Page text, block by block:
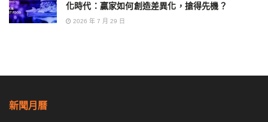
化時代：贏家如何創造差異化，搶得先機？
2026 年 7 月 29 日
新聞月曆